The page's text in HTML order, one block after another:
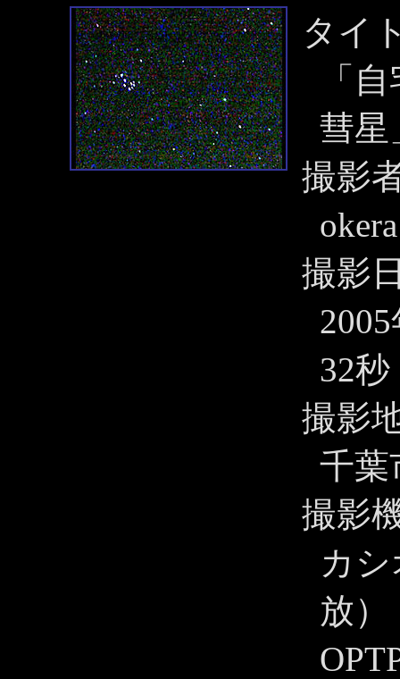
タイ
「
彗星
撮影
okera
撮影
32秒
撮影
千葉
撮影
カシ
放）